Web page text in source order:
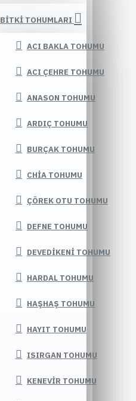
BITKI TOHUMLARI
ACI BAKLA TOHUMU
ACI ÇEHRE TOHUMU
ANASON TOHUMU
ARDIÇ TOHUMU
BURÇAK TOHUMU
CHIA TOHUMU
ÇÖREK OTU TOHUMU
DEFNE TOHUMU
DEVEDIKENI TOHUMU
HARDAL TOHUMU
HAŞHAŞ TOHUMU
HAYIT TOHUMU
ISIRGAN TOHUMU
KENEVIR TOHUMU